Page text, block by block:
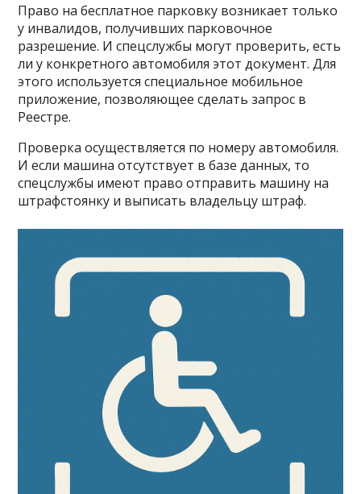
Право на бесплатное парковку возникает только
у инвалидов, получивших парковочное
разрешение. И спецслужбы могут проверить, есть
ли у конкретного автомобиля этот документ. Для
этого используется специальное мобильное
приложение, позволяющее сделать запрос в
Реестре.
Проверка осуществляется по номеру автомобиля.
И если машина отсутствует в базе данных, то
спецслужбы имеют право отправить машину на
штрафстоянку и выписать владельцу штраф.